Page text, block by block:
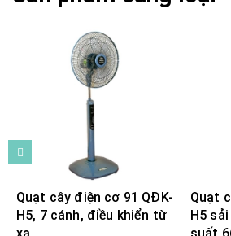
Quạt cây điện cơ 91 QĐK-
H5, 7 cánh, điều khiển từ
xa
Quạt
H5
suất